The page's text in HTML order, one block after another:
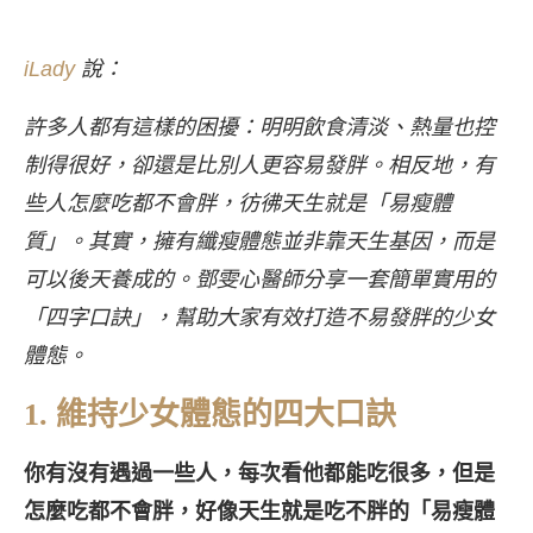
iLady說：
許多人都有這樣的困擾：明明飲食清淡、熱量也控
制得很好，卻還是比別人更容易發胖。相反地，有
些人怎麼吃都不會胖，彷彿天生就是「易瘦體
質」。其實，擁有纖瘦體態並非靠天生基因，而是
可以後天養成的。鄧雯心醫師分享一套簡單實用的
「四字口訣」，幫助大家有效打造不易發胖的少女
體態。
1. 維持少女體態的四大口訣
你有沒有遇過一些人，每次看他都能吃很多，但是
怎麼吃都不會胖，好像天生就是吃不胖的「易瘦體